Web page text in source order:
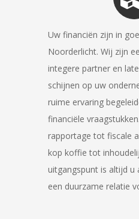
Uw financiën zijn in
Noorderlicht. Wij zijn
integere partner en
schijnen op uw
ruime ervaring
financiële
rapportage tot fiscale
kop koffie tot
uitgangspunt is altijd u
een duurzame relatie